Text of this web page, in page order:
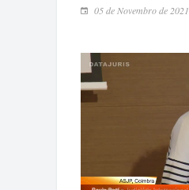
05 de Novembro de 2021